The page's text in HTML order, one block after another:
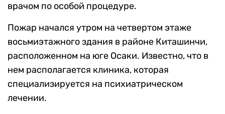
врачом по особой процедуре.
Пожар начался утром на четвертом этаже
восьмиэтажного здания в районе Киташинчи,
расположенном на юге Осаки. Известно, что в
нем располагается клиника, которая
специализируется на психиатрическом
лечении.